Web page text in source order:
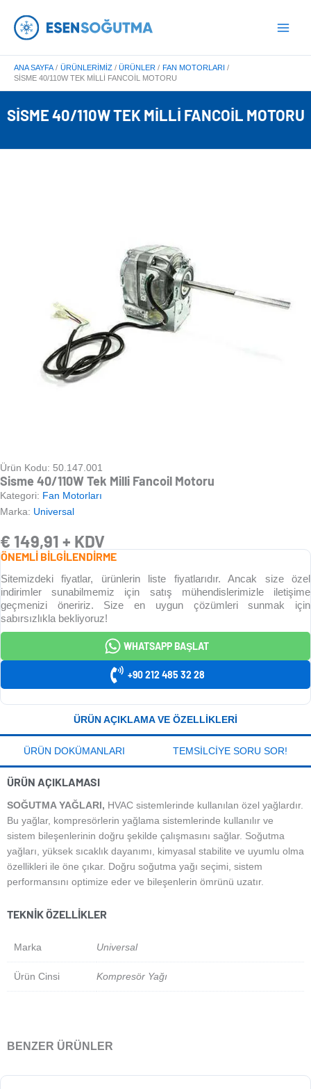
atla
Menu
ANA SAYFA ÜRÜNLERIMIZ ÜRÜNLER
FAN MOTORLARI
SISME 40/110W TEK MILLI FANCOIL MOTORU
SISME 40/110W TEK MILLI FANCOIL MOTORU
Ürün Kodu: 50.147.001
Sisme 40/110W Tek Milli Fancoil Motoru
Kategori: Fan Motorları
Marka: Universal
€ 149,91 + KDV
ÖNEMLİ BİLGİLENDİRME
Sitemizdeki fiyatlar, ürünlerin liste fiyatlarıdır. Ancak size özel
indirimler sunabilmemiz için satış mühendislerimizle iletişime
geçmenizi öneririz. Size en uygun çözümleri sunmak için
sabırsızlıkla bekliyoruz!
WHATSAPP BAŞLAT
+90 212 485 32 28
ÜRÜN AÇIKLAMA VE ÖZELLIKLERI
ÜRÜN DOKÜMANLARI TEMSILCIYE SORU SOR!
ÜRÜN AÇIKLAMASI
SOĞUTMA YAĞLARI, HVAC sistemlerinde kullanılan özel yağlardır.
Bu yağlar, kompresörlerin yağlama sistemlerinde kullanılır ve
sistem bileşenlerinin doğru şekilde çalışmasını sağlar. Soğutma
yağları, yüksek sıcaklık dayanımı, kimyasal stabilite ve uyumlu olma
özellikleri ile öne çıkar. Doğru soğutma yağı seçimi, sistem
performansını optimize eder ve bileşenlerin ömrünü uzatır.
TEKNIK ÖZELLIKLER
Marka Universal
Ürün Cinsi Kompresör Yağı
BENZER ÜRÜNLER